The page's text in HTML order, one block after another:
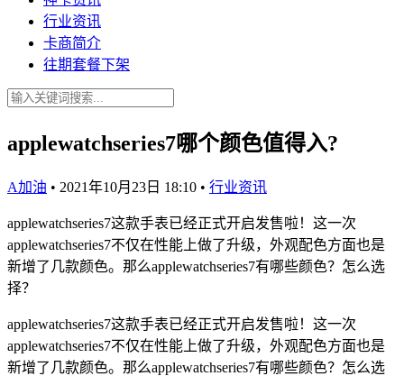
行业资讯
卡商简介
往期套餐下架
applewatchseries7哪个颜色值得入?
A加油 • 2021年10月23日 18:10 • 行业资讯
applewatchseries7这款手表已经正式开启发售啦！这一次
applewatchseries7不仅在性能上做了升级，外观配色方面也是
新增了几款颜色。那么applewatchseries7有哪些颜色？怎么选
择？
applewatchseries7这款手表已经正式开启发售啦！这一次
applewatchseries7不仅在性能上做了升级，外观配色方面也是
新增了几款颜色。那么applewatchseries7有哪些颜色？怎么选